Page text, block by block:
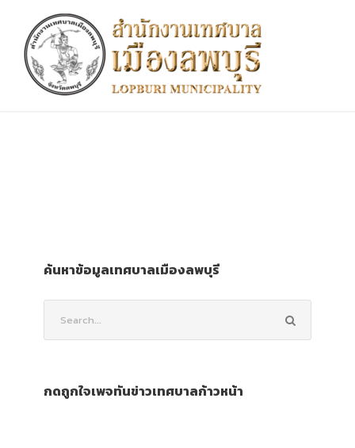
ค้นหาข้อมูลเทศบาลเมืองลพบุรี
กดถูกใจเพจทันข่าวเทศบาลก้าวหน้า